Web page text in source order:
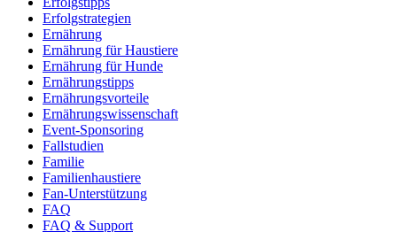
Erfolgstrategien
Ernährung
Ernährung für Haustiere
Ernährung für Hunde
Ernährungstipps
Ernährungsvorteile
Ernährungswissenschaft
Event-Sponsoring
Fallstudien
Familie
Familienhaustiere
Fan-Unterstützung
FAQ
FAQ & Support